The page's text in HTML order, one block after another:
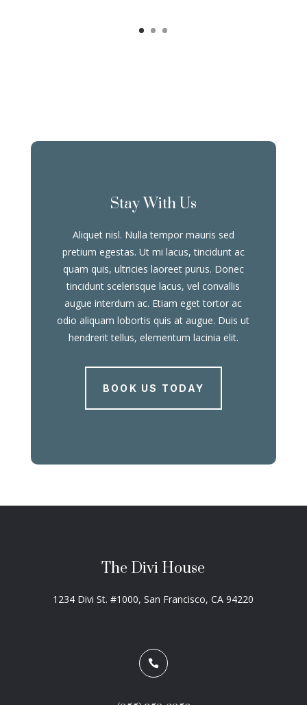
Stay With Us
Aliquet nisl. Nulla tempor mauris sed
pretium egestas. Ut mi lacus, tincidunt ac
quam quis, ultricies laoreet purus. Donec
tincidunt scelerisque lacus, vel convallis
augue interdum ac. Etiam eget tortor ac
odio aliquam lobortis quis at augue. Duis ut
hendrerit tellus, elementum lacinia elit.
BOOK US TODAY
The Divi House
1234 Divi St. #1000, San Francisco, CA 94220
